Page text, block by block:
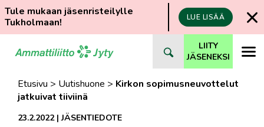
Tule mukaan jäsenristeilylle
Tukholmaan!
LUE LISÄÄ
suoraan
LIITY
JÄSENEKSI
Etusivu > Uutishuone > Kirkon sopimusneuvottelut
jatkuivat tiiviinä
23.2.2022|JÄSENTIEDOTE